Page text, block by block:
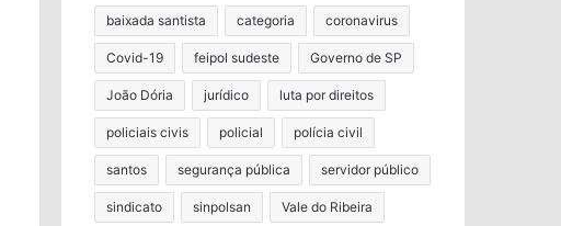
baixada santista categoria coronavirus
Covid-19 feipol sudeste Governo de SP
João Dória jurídico luta por direitos
policiais civis policial polícia civil
santos segurança pública servidor público
sindicato sinpolsan Vale do Ribeira